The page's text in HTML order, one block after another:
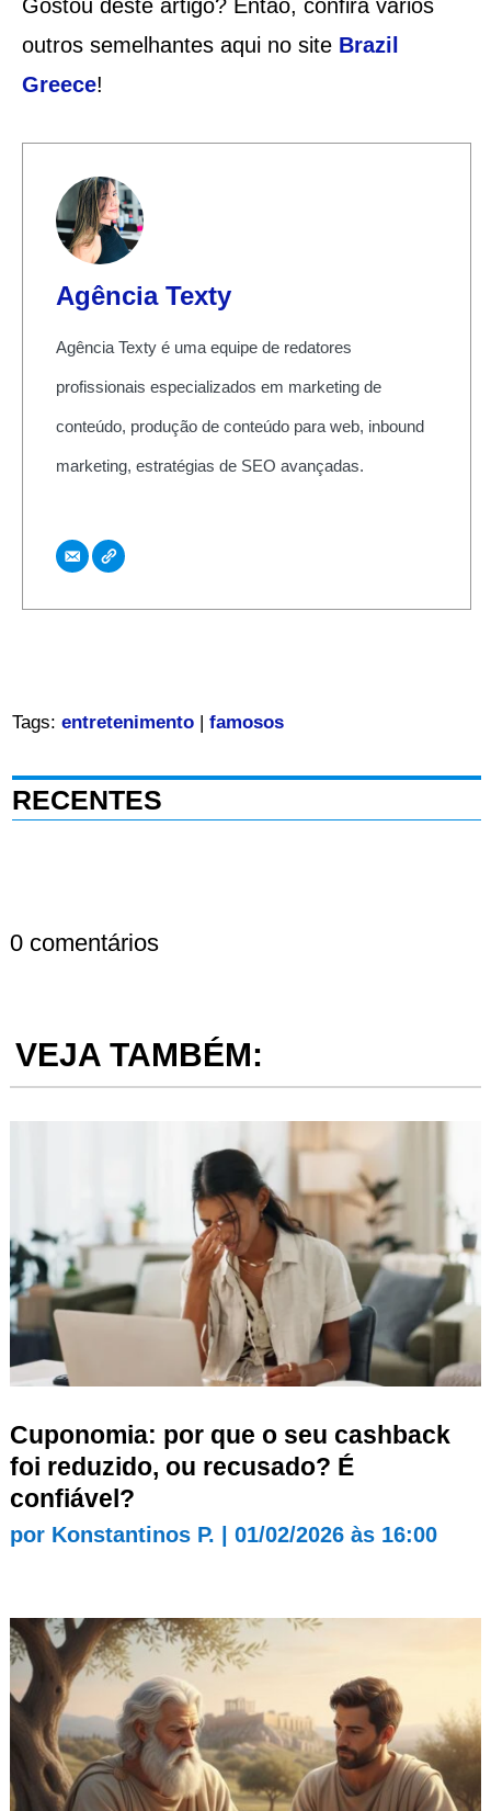
Gostou deste artigo? Então, confira vários
outros semelhantes aqui no site Brazil
Greece!
Agência Texty
Agência Texty é uma equipe de redatores
profissionais especializados em marketing de
conteúdo, produção de conteúdo para web, inbound
marketing, estratégias de SEO avançadas.
Tags: entretenimento| famosos
RECENTES
0 comentários
VEJA TAMBÉM:
Cuponomia: por que o seu cashback
foi reduzido, ou recusado? É
confiável?
por Konstantinos P. 01/02/2026 às 16:00